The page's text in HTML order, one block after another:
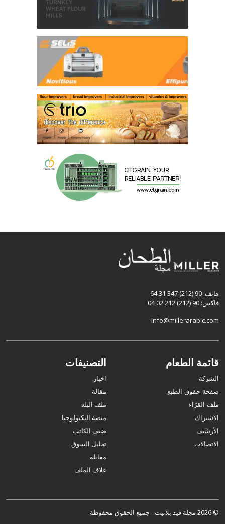
هاتف: 90 (212) 347 31 64
فاكس: 90 (212) 212 02 04
info@millerarabic.com
قائمة الطعام
الشركة
صفحة-حقوق-الطبع
ملف-القرّاء
الاشتراك
الأرشيف
الاتصالات
التصنيفات
اخبار
مقالة
ملف البلد
منصة التكنولوجيا
ضيف الكاتب
تحليل السوق
مقابلة
غلاف الملف
© 2026 مجلة فيد بلانيت - جميع الحقوق محفوظة.